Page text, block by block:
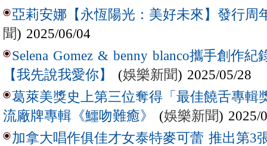
亞莉安娜【永恆陽光：美好未來】發行周
聞) 2025/06/04
Selena Gomez & benny blanco攜手創作
【我先說我愛你】
(娛樂新聞) 2025/05/28
葛萊美獎史上第三位奪得「最佳饒舌專輯
流廠牌專輯《鱷吻難癒》
(娛樂新聞) 2025/
加拿大唱作俱佳才女泰特麥可蕾 推出第3